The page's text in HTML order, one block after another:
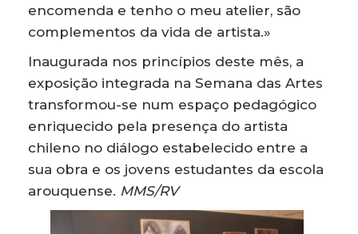
encomenda e tenho o meu atelier, são
complementos da vida de artista.»
Inaugurada nos princípios deste mês, a
exposição integrada na Semana das Artes
transformou-se num espaço pedagógico
enriquecido pela presença do artista
chileno no diálogo estabelecido entre a
sua obra e os jovens estudantes da escola
arouquense. MMS/RV